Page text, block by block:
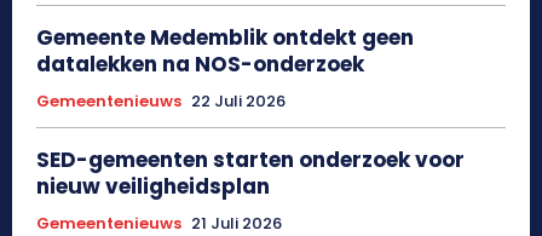
Gemeente Medemblik ontdekt geen
datalekken na NOS-onderzoek
Gemeentenieuws 22 Juli 2026
SED-gemeenten starten onderzoek voor
nieuw veiligheidsplan
Gemeentenieuws 21 Juli 2026